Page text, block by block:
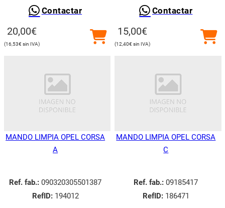
Contactar
20,00€
16,53€
Contactar
15,00€
12,40€
MANDO LIMPIA OPEL CORSA
A
Ref. fab.: 090320305501387
RefID:194012
MANDO LIMPIA OPEL CORSA
C
Ref. fab.: 09185417
RefID:186471